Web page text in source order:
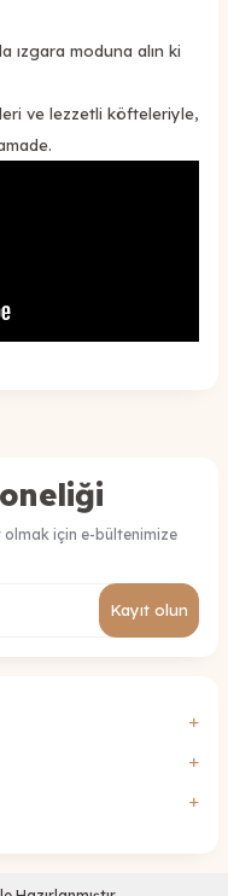
ızgara moduna alın ki
ve lezzetli köfteleriyle,
için e-bültenimize
Kayıt olun